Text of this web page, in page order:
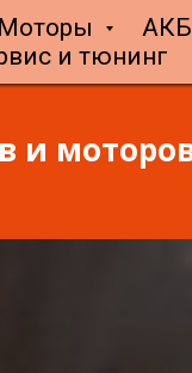
Моторы АКБ
и тюнинг
и